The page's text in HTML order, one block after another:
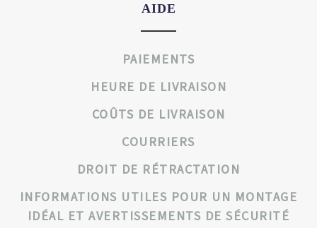
AIDE
PAIEMENTS
HEURE DE LIVRAISON
COÛTS DE LIVRAISON
COURRIERS
DROIT DE RÉTRACTATION
INFORMATIONS UTILES POUR UN MONTAGE
IDÉAL ET AVERTISSEMENTS DE SÉCURITÉ